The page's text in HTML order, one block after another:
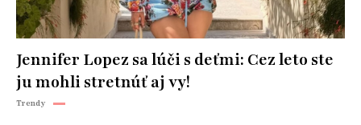
Jennifer Lopez sa lúči s deťmi: Cez leto ste
ju mohli stretnúť aj vy!
Trendy